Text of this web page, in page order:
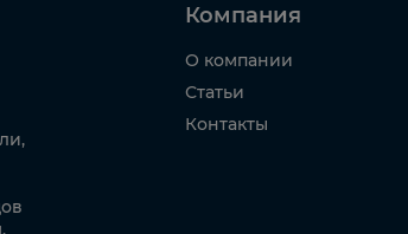
Компания
О компании
Статьи
Контакты